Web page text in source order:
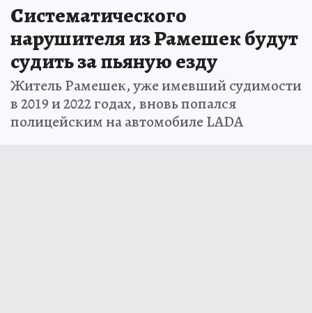
Систематического
нарушителя из Рамешек будут
судить за пьяную езду
Житель Рамешек, уже имевший судимости
в 2019 и 2022 годах, вновь попался
полицейским на автомобиле LADA